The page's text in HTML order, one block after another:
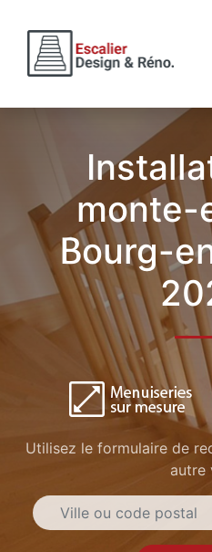
monte-
Bourg-
Utilisez le formulaire de
autre